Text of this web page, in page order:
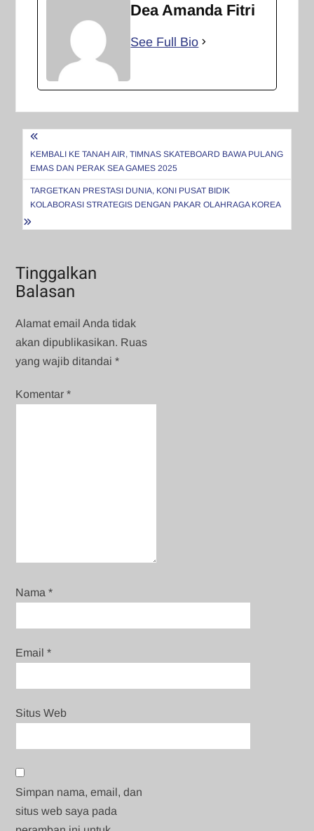
Dea Amanda Fitri
See Full Bio
Navigasi
pos
KEMBALI KE TANAH AIR, TIMNAS SKATEBOARD BAWA PULANG
EMAS DAN PERAK SEA GAMES 2025
TARGETKAN PRESTASI DUNIA, KONI PUSAT BIDIK
KOLABORASI STRATEGIS DENGAN PAKAR OLAHRAGA KOREA
Tinggalkan
Balasan
Alamat email Anda tidak
akan dipublikasikan. Ruas
yang wajib ditandai*
Komentar*
Nama*
Email*
Situs Web
Simpan nama, email, dan
situs web saya pada